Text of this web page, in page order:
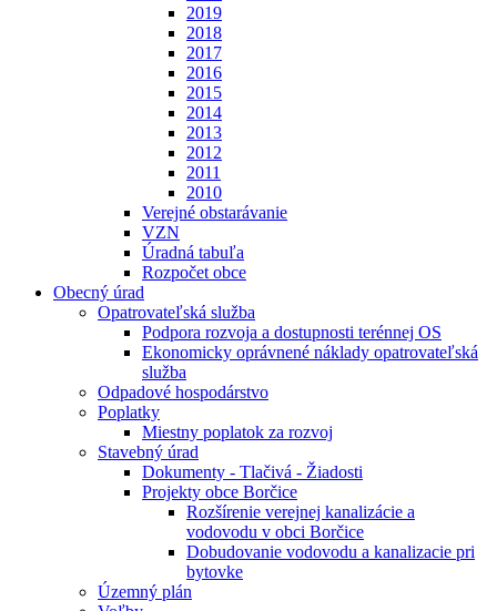
2019
2018
2017
2016
2015
2014
2013
2012
2011
2010
Verejné obstarávanie
VZN
Úradná tabuľa
Rozpočet obce
Obecný úrad
Opatrovateľská služba
Podpora rozvoja a dostupnosti terénnej OS
Ekonomicky oprávnené náklady opatrovateľská
služba
Odpadové hospodárstvo
Poplatky
Miestny poplatok za rozvoj
Stavebný úrad
Dokumenty - Tlačivá - Žiadosti
Projekty obce Borčice
Rozšírenie verejnej kanalizácie a
vodovodu v obci Borčice
Dobudovanie vodovodu a kanalizacie pri
bytovke
Územný plán